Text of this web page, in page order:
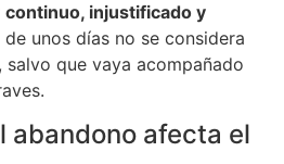
continuo, injustificado y
unos días no se considera
salvo que vaya acompañado
abandono afecta el